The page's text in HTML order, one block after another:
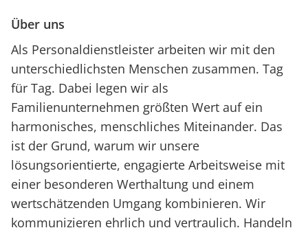
Über uns
Als Personaldienstleister arbeiten wir mit den
unterschiedlichsten Menschen zusammen. Tag
für Tag. Dabei legen wir als
Familienunternehmen größten Wert auf ein
harmonisches, menschliches Miteinander. Das
ist der Grund, warum wir unsere
lösungsorientierte, engagierte Arbeitsweise mit
einer besonderen Werthaltung und einem
wertschätzenden Umgang kombinieren. Wir
kommunizieren ehrlich und vertraulich. Handeln